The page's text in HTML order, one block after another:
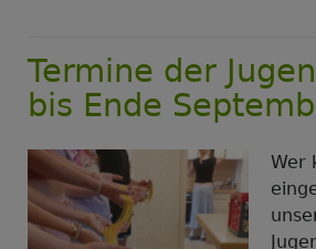
Petterson,
Findus
und
die
Jungfrau
Orleans
Termine der
bis Ende
Wer